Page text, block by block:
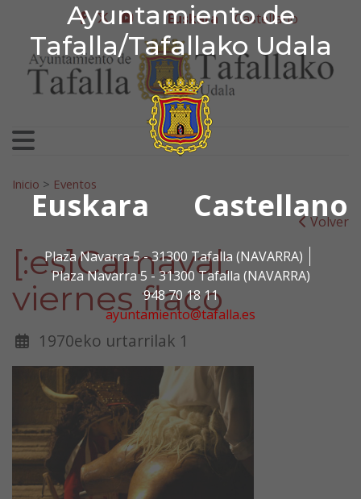
Ayuntamiento de
Tafalla/Tafallako Udala
Euskara Castellano
Plaza Navarra 5 - 31300 Tafalla (NAVARRA)
Plaza Navarra 5 - 31300 Tafalla (NAVARRA)
948 70 18 11
ayuntamiento@tafalla.es
Ir al contenido
Ayuntamiento de
facebook
twitter
youtube
Euskara Castellano
Bilatu:
Inicio > Eventos
Volver
[:es]Carnaval:
viernes flaco
1970eko urtarrilak 1